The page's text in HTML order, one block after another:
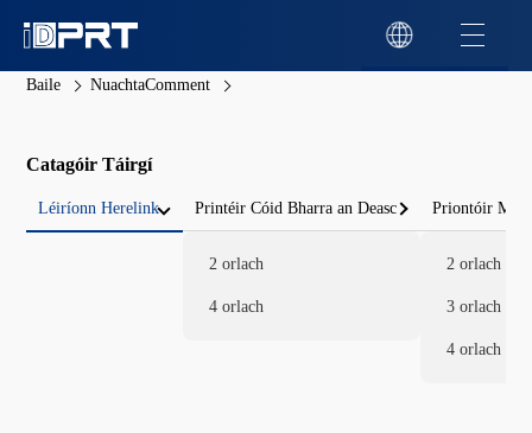
Baile NuachtaComment
Catagóir Táirgí
Léiríonn Herelink Printéir Cóid Bharra an Deasc
2 orlach
4 orlach
Priontóir
2 orlach
3 orlach
4 orlach